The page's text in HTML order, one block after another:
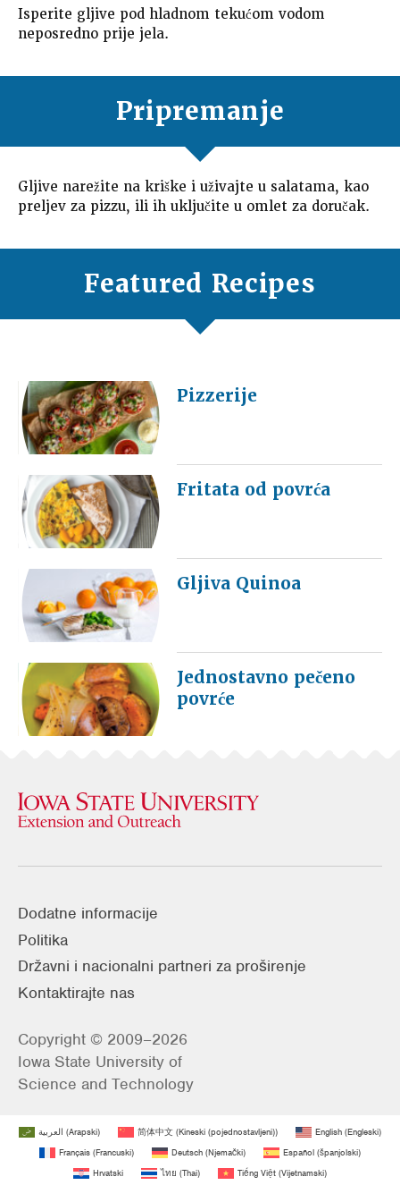
Isperite gljive pod hladnom tekućom vodom
neposredno prije jela.
Pripremanje
Gljive narežite na kriške i uživajte u salatama, kao
preljev za pizzu, ili ih uključite u omlet za doručak.
Featured Recipes
Pizzerije
Fritata od povrća
Gljiva Quinoa
Jednostavno pečeno
povrće
Dodatne informacije
Politika
Državni i nacionalni partneri za proširenje
Kontaktirajte nas
Copyright © 2009–2026
Iowa State University of
Science and Technology
العربية (Arapski) 简体中文 (Kineski (pojednostavljeni)) English (Engleski)
Français (Francuski) Deutsch (Njemački) Español (španjolski)
Hrvatski
ไทย (Thai) Tiếng Việt (Vijetnamski)